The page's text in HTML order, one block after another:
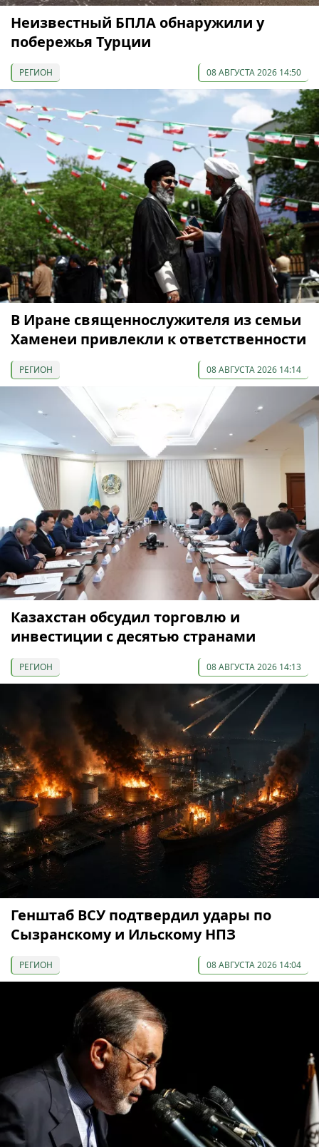
Неизвестный БПЛА обнаружили у
побережья Турции
РЕГИОН 08 АВГУСТА 2026 14:50
В Иране священнослужителя из семьи
Хаменеи привлекли к ответственности
РЕГИОН 08 АВГУСТА 2026 14:14
Казахстан обсудил торговлю и
инвестиции с десятью странами
РЕГИОН 08 АВГУСТА 2026 14:13
Генштаб ВСУ подтвердил удары по
Сызранскому и Ильскому НПЗ
РЕГИОН 08 АВГУСТА 2026 14:04